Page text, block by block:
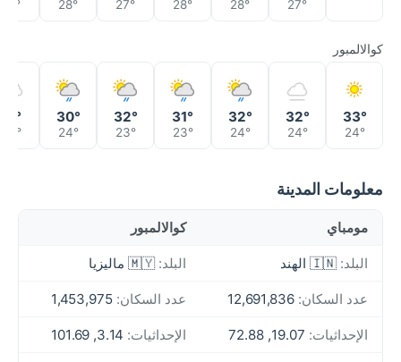
27°
28°
28°
27°
28°
27°
كوالالمبور
33°
24°
32°
24°
32°
24°
31°
23°
32°
23°
30°
24°
31°
23°
معلومات المدينة
مومباي كوالالمبور
البلد: 🇮🇳 الهند البلد: 🇲🇾 ماليزيا
عدد السكان: عدد السكان:
الإحداثيات: الإحداثيات: